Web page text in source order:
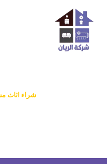
المحتوى
شراء اثاث
نقيّم في منزلك، وندفع نقداً، وننقل